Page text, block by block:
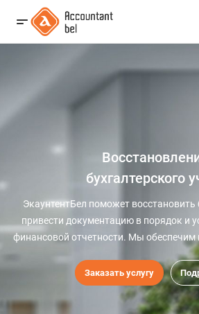
бухгалтерского
ЭкаунтентБел поможет восстановить
привести документацию в порядок и
финансовой отчетности. Мы обеспечим
и соответствие законодательным
бизнес мог продолжать
Заказать услугу